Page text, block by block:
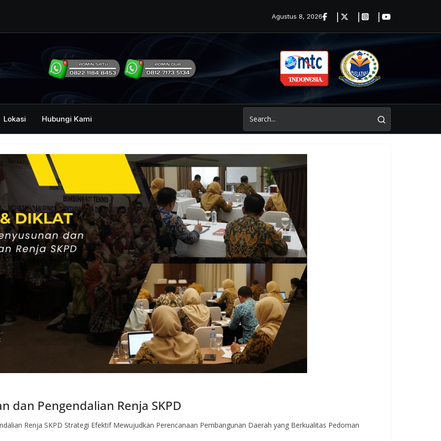
Acara
dan Kehumasan
Agustus 8, 2026
Lokasi Hubungi Kami
dan Pengendalian Renja SKPD
Renja SKPD Strategi Efektif Mewujudkan Perencanaan Pembangunan Daerah yang Berkualitas Pedoman